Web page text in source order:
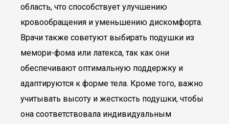
область, что способствует улучшению
кровообращения и уменьшению дискомфорта.
Врачи также советуют выбирать подушки из
мемори-фома или латекса, так как они
обеспечивают оптимальную поддержку и
адаптируются к форме тела. Кроме того, важно
учитывать высоту и жесткость подушки, чтобы
она соответствовала индивидуальным